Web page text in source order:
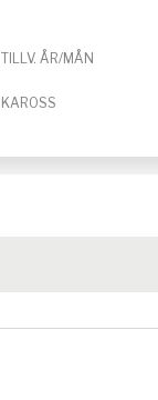
TILLV. ÅR/MÅN
KAROSS